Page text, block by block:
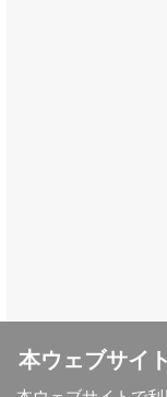
本ウェブサイ